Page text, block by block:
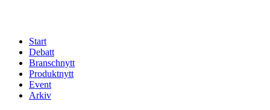
Start
Debatt
Branschnytt
Produktnytt
Event
Arkiv